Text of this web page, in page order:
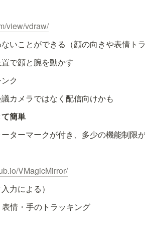
view/vdraw/
いことができる（顔の向きや表情ト
で顔と腕を動かす
ク
カメラではなく配信向けかも
簡単
ターマークが付き、多少の機能制限
VMagicMirror/
力による）
情・手のトラッキング